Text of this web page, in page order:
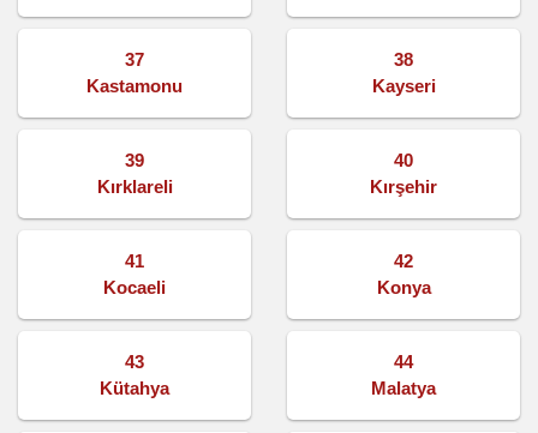
37
Kastamonu
38
Kayseri
39
Kırklareli
40
Kırşehir
41
Kocaeli
42
Konya
43
Kütahya
44
Malatya